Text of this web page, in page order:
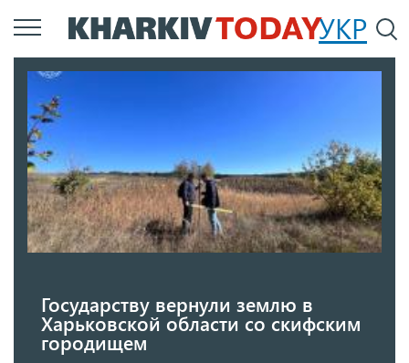
Перейти
к
УКР
Государству вернули землю в
Харьковской области со скифским
городищем